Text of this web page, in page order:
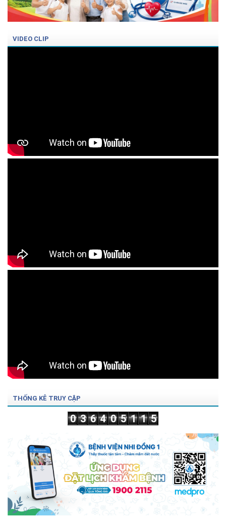
VIDEO CLIP
THỐNG KÊ TRUY CẬP
0 3 6 4 0 5 1 1 5